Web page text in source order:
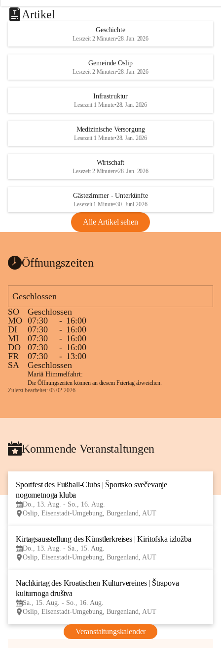
Artikel
Geschichte
Lesezeit 2 Minuten•28. Jan. 2026
Gemeinde Oslip
Lesezeit 2 Minuten•28. Jan. 2026
Infrastruktur
Lesezeit 1 Minute•28. Jan. 2026
Medizinische Versorgung
Lesezeit 1 Minute•28. Jan. 2026
Wirtschaft
Lesezeit 2 Minuten•28. Jan. 2026
Gästezimmer - Unterkünfte
Lesezeit 1 Minute•30. Juni 2026
Alle Artikel sehen
Öffnungszeiten
Geschlossen
SO
Geschlossen
MO 07:30 - 16:00
DI
07:30 - 16:00
MI
07:30 - 16:00
DO
07:30 - 16:00
FR
07:30 - 13:00
SA
Geschlossen
Mariä Himmelfahrt:
Die Öffnungszeiten können an diesem Feiertag abweichen.
Zuletzt bearbeitet: 03.02.2026
Kommende Veranstaltungen
Sportfest des Fußball-Clubs | Športsko svečevanje
nogometnoga kluba
Do., 13. Aug. - So., 16. Aug.
Oslip, Eisenstadt-Umgebung, Burgenland, AUT
Kirtagsausstellung des Künstlerkreises | Kiritofska izložba
Do., 13. Aug. - Sa., 15. Aug.
Oslip, Eisenstadt-Umgebung, Burgenland, AUT
Nachkirtag des Kroatischen Kulturvereines | Štrapova
kulturnoga društva
Sa., 15. Aug. - So., 16. Aug.
Oslip, Eisenstadt-Umgebung, Burgenland, AUT
Veranstaltungskalender